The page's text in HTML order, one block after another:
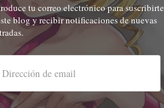
tu correo electrónico para suscribirte
blog y recibir notificaciones de nuevas